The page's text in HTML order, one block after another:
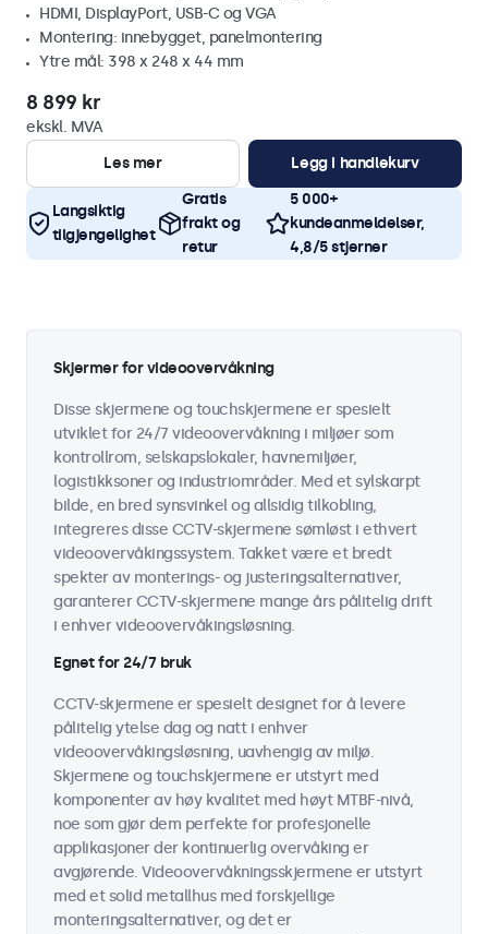
HDMI, DisplayPort, USB-C og VGA
Montering: innebygget, panelmontering
Ytre mål: 398 x 248 x 44 mm
8 899 kr
ekskl. MVA
Les mer
Legg i handlekurv
Langsiktig
tilgjengelighet
Gratis
frakt og
retur
5 000+
kundeanmeldelser,
4,8/5 stjerner
Skjermer for videoovervåkning
Disse skjermene og touchskjermene er spesielt
utviklet for 24/7 videoovervåkning i miljøer som
kontrollrom, selskapslokaler, havnemiljøer,
logistikksoner og industriområder. Med et sylskarpt
bilde, en bred synsvinkel og allsidig tilkobling,
integreres disse CCTV-skjermene sømløst i ethvert
videoovervåkingssystem. Takket være et bredt
spekter av monterings- og justeringsalternativer,
garanterer CCTV-skjermene mange års pålitelig drift
i enhver videoovervåkingsløsning.
Egnet for 24/7 bruk
CCTV-skjermene er spesielt designet for å levere
pålitelig ytelse dag og natt i enhver
videoovervåkingsløsning, uavhengig av miljø.
Skjermene og touchskjermene er utstyrt med
komponenter av høy kvalitet med høyt MTBF-nivå,
noe som gjør dem perfekte for profesjonelle
applikasjoner der kontinuerlig overvåking er
avgjørende. Videoovervåkningsskjermene er utstyrt
med et solid metallhus med forskjellige
monteringsalternativer, og det er